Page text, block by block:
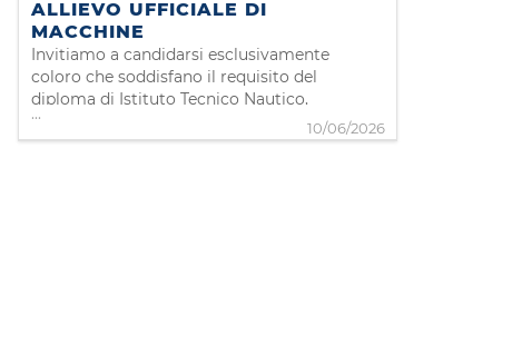
navigazione passeggeri e merci, è alla
ricerca di candidati per la posizione
di Allievo Ufficiale di Coperta da in
ALLIEVO UFFICIALE DI
MACCHINE
Invitiamo a candidarsi esclusivamente
coloro che soddisfano il requisito del
diploma di Istituto Tecnico Nautico,
indirizzo Macchina. Grimaldi Euromed,
compagnia leader nel settore della
...
10/06/2026